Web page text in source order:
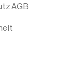
AGB